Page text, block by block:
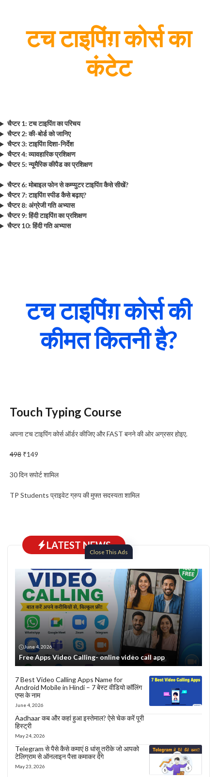
Close This Ads
टच टाइपिंग़ कोर्स का
कंटेट
चैप्टर 1: टच टाइपिंग़ का परिचय
चैप्टर 2: की-बोर्ड को जानिए
चैप्टर 3: टाइपिंग़ दिशा-निर्देश
चैप्टर 4: व्यावहारिक प्रशिक्षण
चैप्टर 5: न्यूमैरिक कीपैड का प्रशिक्षण
चैप्टर 6: मोबाइल फोन से कम्प्युटर टाइपिंग़ कैसे सीखें?
चैप्टर 7: टाइपिंग़ स्पीड कैसे बढ़ाए?
चैप्टर 8: अंग्रेजी गति अभ्यास
चैप्टर 9: हिंदी टाइपिंग़ का प्रशिक्षण
चैप्टर 10: हिंदी गति अभ्यास
टच टाइपिंग़ कोर्स की
कीमत कितनी है?
Touch Typing Course
अपना टच टाइपिंग कोर्स ऑर्डर कीजिए और FAST बनने की ओर अग्रसर होइए.
498 ₹149
30 दिन सपोर्ट शामिल
TP Students प्राइवेट ग्रुप की मुफ्त सदस्यता शामिल
LATEST NEWS
June 4, 2026
Free Apps Video Calling- online video call app
7 Best Video Calling Apps Name for
Android Mobile in Hindi – 7 बेस्ट वीडियो कॉलिंग
एप्स के नाम
June 4, 2026
Aadhaar कब और कहां हुआ इस्तेमाल? ऐसे चेक करें पूरी
हिस्ट्री
May 24, 2026
Telegram से पैसे कैसे कमाएं 8 धांसू तरीके जो आपको
टेलिग्राम से ऑनलाइन पैसा कमाकर देंगे
May 23, 2026